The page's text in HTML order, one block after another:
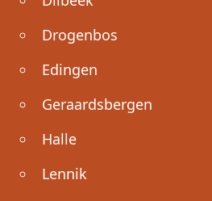
Drogenbos
Edingen
Geraardsbergen
Halle
Lennik